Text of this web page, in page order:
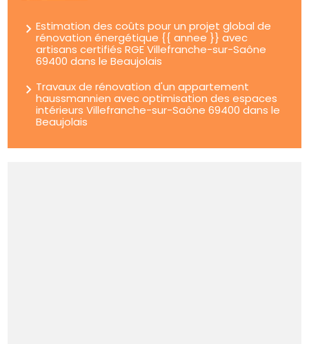
Estimation des coûts pour un projet global de
rénovation énergétique {{ annee }} avec
artisans certifiés RGE Villefranche-sur-Saône
69400 dans le Beaujolais
Travaux de rénovation d'un appartement
haussmannien avec optimisation des espaces
intérieurs Villefranche-sur-Saône 69400 dans le
Beaujolais